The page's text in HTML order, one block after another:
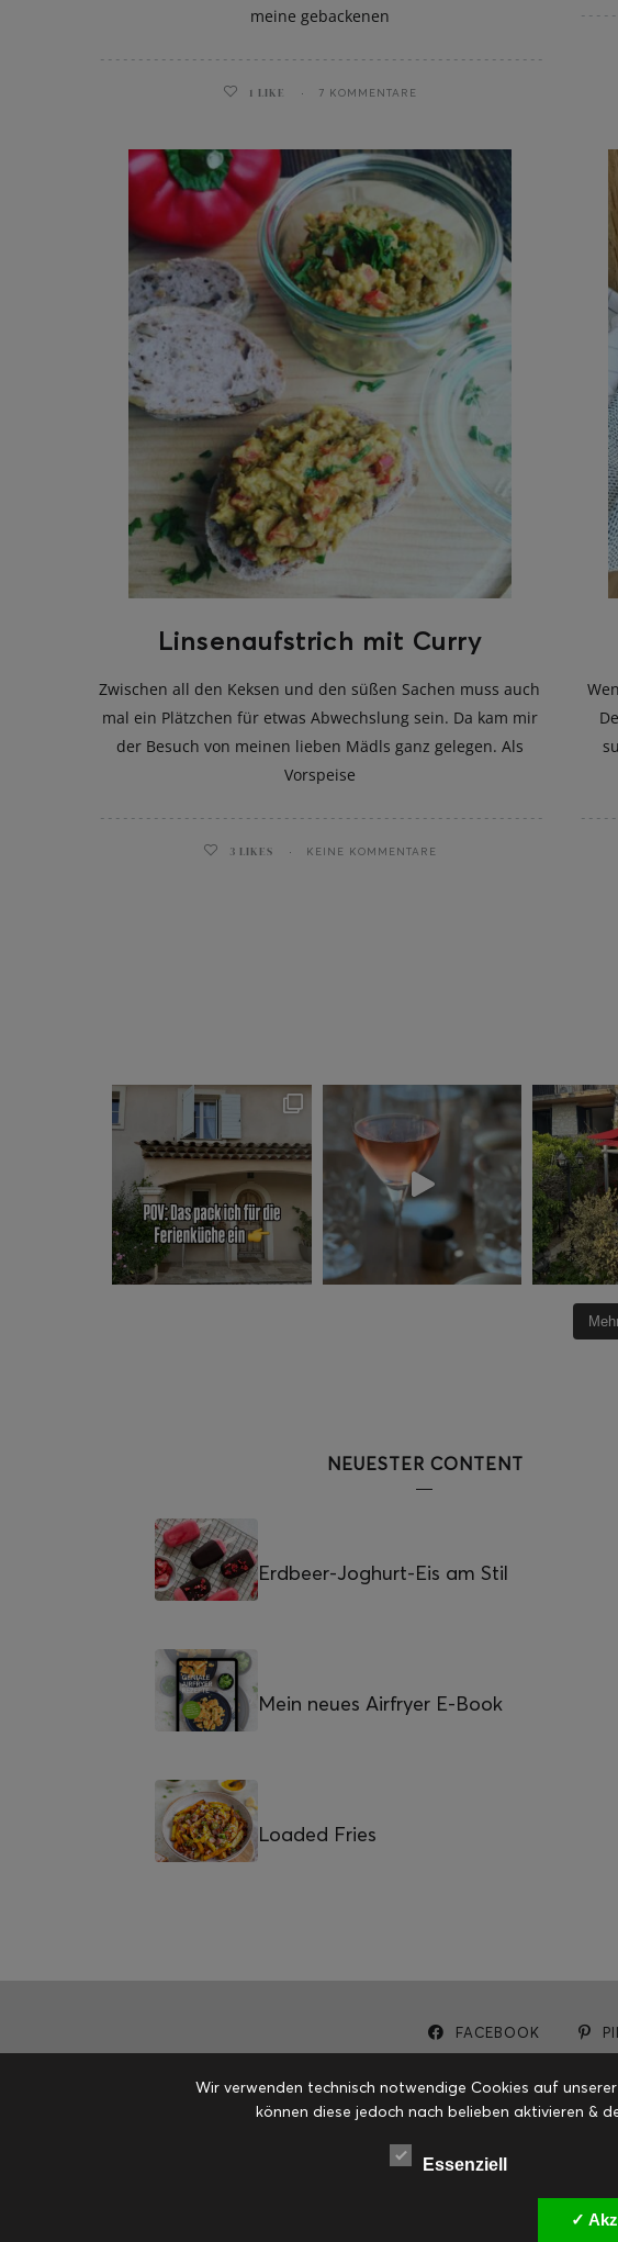
meine gebackenen
1 LIKE 7 KOMMENTARE
Linsenaufstrich mit Curry
Zwischen all den Keksen und den süßen Sachen muss auch
mal ein Plätzchen für etwas Abwechslung sein. Da kam mir
der Besuch von meinen lieben Mädls ganz gelegen. Als
Vorspeise
3 LIKES KEINE KOMMENTARE
NEUESTER CONTENT
Erdbeer-Joghurt-Eis am Stil
Mein neues Airfryer E-Book
Loaded Fries
FACEBOOK
Wir verwenden technisch notwendige Cookies auf
können diese jedoch nach belieben aktivieren &
Essenziell
✓